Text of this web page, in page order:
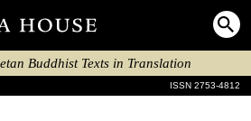
Buddhist Texts in Translation
ISSN 2753-4812